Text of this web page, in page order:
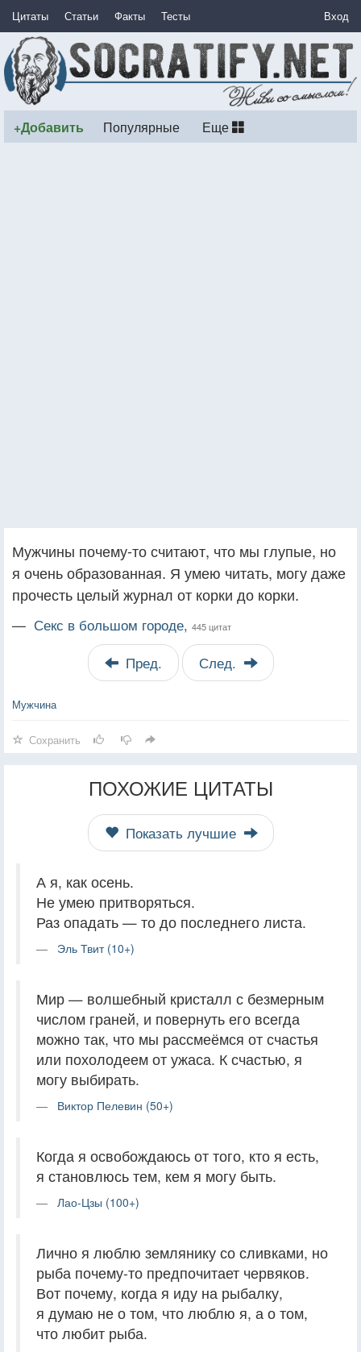
Цитаты Статьи Факты Тесты Вход
+Добавить Популярные Еще
Мужчины почему-то считают, что мы глупые, но
я очень образованная. Я умею читать, могу даже
прочесть целый журнал от корки до корки.
— Секс в большом городе, 445 цитат
Пред. След.
Мужчина
Сохранить
ПОХОЖИЕ ЦИТАТЫ
Показать лучшие
А я, как осень.
Не умею притворяться.
Раз опадать — то до последнего листа.
Эль Твит (10+)
Мир — волшебный кристалл с безмерным
числом граней, и повернуть его всегда
можно так, что мы рассмеёмся от счастья
или похолодеем от ужаса. К счастью, я
могу выбирать.
Виктор Пелевин (50+)
Когда я освобождаюсь от того, кто я есть,
я становлюсь тем, кем я могу быть.
Лао-Цзы (100+)
Лично я люблю землянику со сливками, но
рыба почему-то предпочитает червяков.
Вот почему, когда я иду на рыбалку,
я думаю не о том, что люблю я, а о том,
что любит рыба.